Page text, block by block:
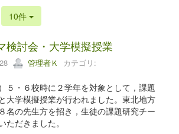
10件
検討会・大学模擬授業
管理者Ｋ カテゴリ:
５・６校時に２学年を対象として，課題
大学模擬授業が行われました。東北地方
名の先生方を招き，生徒の課題研究チー
ただきました。